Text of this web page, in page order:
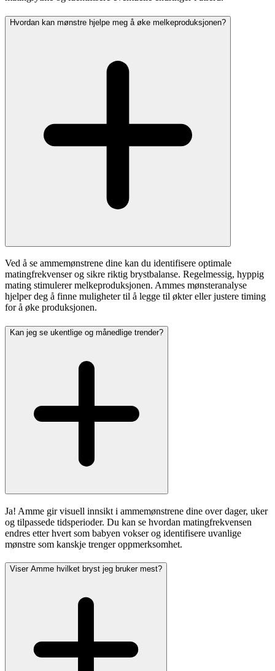
Hvordan kan mønstre hjelpe meg å øke melkeproduksjonen?
Ved å se ammemønstrene dine kan du identifisere optimale
matingfrekvenser og sikre riktig brystbalanse. Regelmessig, hyppig
mating stimulerer melkeproduksjonen. Ammes mønsteranalyse
hjelper deg å finne muligheter til å legge til økter eller justere timing
for å øke produksjonen.
Kan jeg se ukentlige og månedlige trender?
Ja! Amme gir visuell innsikt i ammemønstrene dine over dager, uker
og tilpassede tidsperioder. Du kan se hvordan matingfrekvensen
endres etter hvert som babyen vokser og identifisere uvanlige
mønstre som kanskje trenger oppmerksomhet.
Viser Amme hvilket bryst jeg bruker mest?